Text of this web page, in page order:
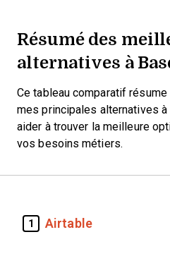
Résumé des
alternatives à
Ce tableau comparatif
mes principales alternatives
aider à trouver la meilleure
vos besoins métiers.
1 Airtable